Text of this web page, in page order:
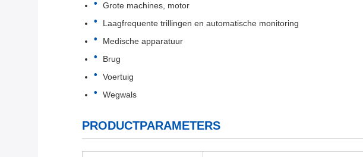
Grote machines, motor
Laagfrequente trillingen en automatische monitoring
Medische apparatuur
Brug
Voertuig
Wegwals
PRODUCTPARAMETERS